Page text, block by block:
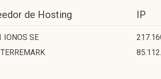
de Hosting IP
IONOS SE